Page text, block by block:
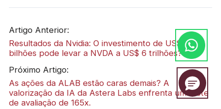
Artigo Anterior:
Resultados da Nvidia: O investimento de US$ 95
bilhões pode levar a NVDA a US$ 6 trilhões?
Próximo Artigo:
As ações da ALAB estão caras demais? A
valorização da IA ​​da Astera Labs enfrenta um teste
de avaliação de 165x.